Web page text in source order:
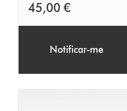
45,00 €
Notificar-me